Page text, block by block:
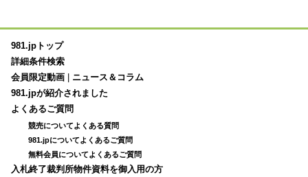
981.jpトップ
詳細条件検索
会員限定動画
ニュース＆コラム
981.jpが紹介されました
よくあるご質問
競売についてよくある質問
981.jpについてよくあるご質問
無料会員についてよくあるご質問
入札終了裁判所物件資料を御入用の方